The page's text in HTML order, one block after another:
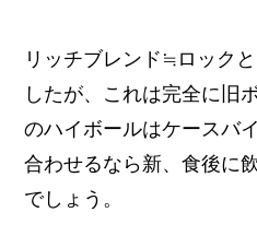
リッチブレンド≒ロック
したが、これは完全に旧
のハイボールはケースバ
合わせるなら新、食後に
でしょう。